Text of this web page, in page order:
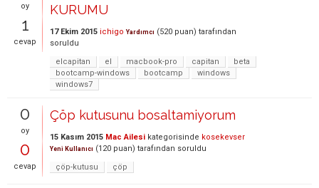
oy
1
cevap
KURUMU
17 Ekim 2015 ichigo Yardımcı (520 puan) tarafından
soruldu
elcapitan
el macbook-pro capitan
beta
bootcamp-windows
bootcamp
windows
windows7
0
oy
0
cevap
Çöp kutusunu bosaltamiyorum
15 Kasım 2015 Mac Ailesi kategorisinde kosekevser
Yeni Kullanıcı (120 puan) tarafından soruldu
çöp-kutusu
çöp